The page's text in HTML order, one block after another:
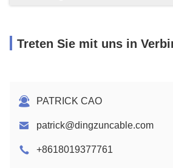
Treten Sie mit uns in
PATRICK CAO
patrick@dingzuncable.com
+8618019377761